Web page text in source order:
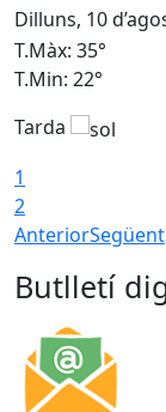
Dilluns, 10
T.Màx: 35°
T.Min: 22°
Tarda
1
2
AnteriorSegüent
Butlletí